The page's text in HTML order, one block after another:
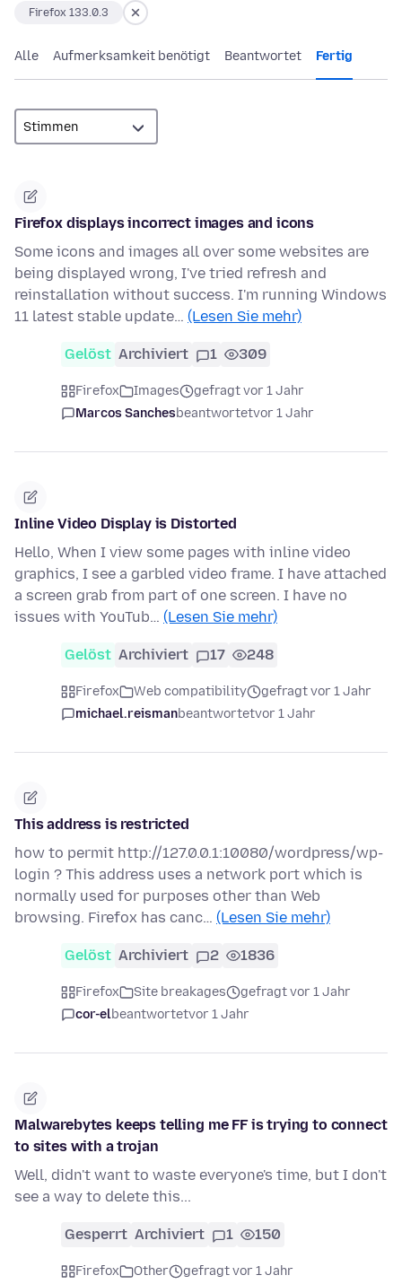
Firefox 133.0.3
Alle Aufmerksamkeit benötigt Beantwortet Fertig
Firefox displays incorrect images and icons
Some icons and images all over some websites are
being displayed wrong, I've tried refresh and
reinstallation without success. I'm running Windows
11 latest stable update… (Lesen Sie mehr)
Gelöst Archiviert 1 309
Firefox Images
gefragt vor 1 Jahr
Marcos Sanchesbeantwortetvor 1 Jahr
Inline Video Display is Distorted
Hello, When I view some pages with inline video
graphics, I see a garbled video frame. I have attached
a screen grab from part of one screen. I have no
issues with YouTub… (Lesen Sie mehr)
Gelöst Archiviert 17 248
Firefox Web compatibility
gefragt vor 1 Jahr
michael.reismanbeantwortetvor 1 Jahr
This address is restricted
how to permit http://127.0.0.1:10080/wordpress/wp-
login ? This address uses a network port which is
normally used for purposes other than Web
browsing. Firefox has canc… (Lesen Sie mehr)
Gelöst Archiviert 2 1836
Firefox Site breakages
gefragt vor 1 Jahr
cor-elbeantwortetvor 1 Jahr
Malwarebytes keeps telling me FF is trying to connect
to sites with a trojan
Well, didn't want to waste everyone's time, but I don't
see a way to delete this...
Gesperrt Archiviert 1 150
Firefox Other gefragt vor 1 Jahr